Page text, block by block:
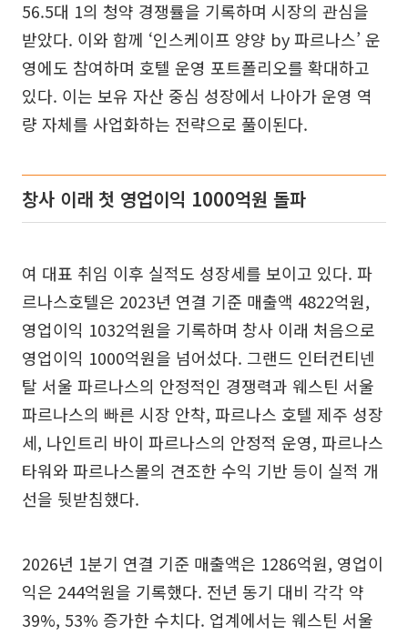
56.5대 1의 청약 경쟁률을 기록하며 시장의 관심을
받았다. 이와 함께 ‘인스케이프 양양 by 파르나스’ 운
영에도 참여하며 호텔 운영 포트폴리오를 확대하고
있다. 이는 보유 자산 중심 성장에서 나아가 운영 역
량 자체를 사업화하는 전략으로 풀이된다.
창사 이래 첫 영업이익 1000억원 돌파
여 대표 취임 이후 실적도 성장세를 보이고 있다. 파
르나스호텔은 2023년 연결 기준 매출액 4822억원,
영업이익 1032억원을 기록하며 창사 이래 처음으로
영업이익 1000억원을 넘어섰다. 그랜드 인터컨티넨
탈 서울 파르나스의 안정적인 경쟁력과 웨스틴 서울
파르나스의 빠른 시장 안착, 파르나스 호텔 제주 성장
세, 나인트리 바이 파르나스의 안정적 운영, 파르나스
타워와 파르나스몰의 견조한 수익 기반 등이 실적 개
선을 뒷받침했다.
2026년 1분기 연결 기준 매출액은 1286억원, 영업이
익은 244억원을 기록했다. 전년 동기 대비 각각 약
39%, 53% 증가한 수치다. 업계에서는 웨스틴 서울